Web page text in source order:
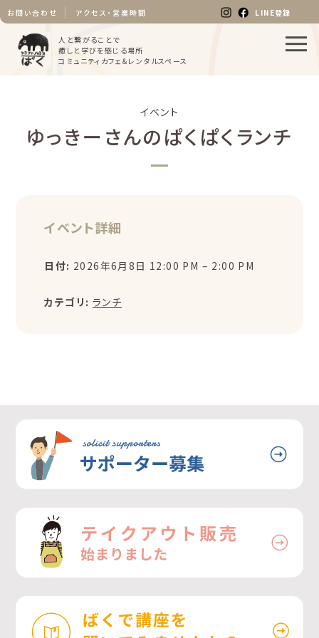
人と繋がることで
癒しと学びを感じる場所
コミュニティカフェ＆レンタルスペース
お問い合わせ アクセス・営業時間 LINE登録
イベント
ゆっきーさんのぱくぱくランチ
イベント詳細
日付: 2026年6月8日 12:00 PM – 2:00 PM
カテゴリ: ランチ